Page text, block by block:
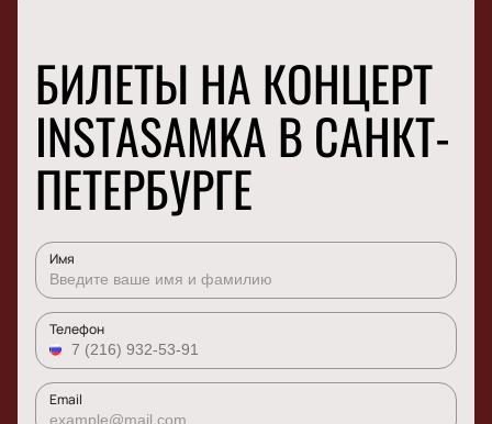
БИЛЕТЫ НА КОНЦЕРТ
INSTASAMKA В САНКТ-
ПЕТЕРБУРГЕ
Имя
Телефон
Email